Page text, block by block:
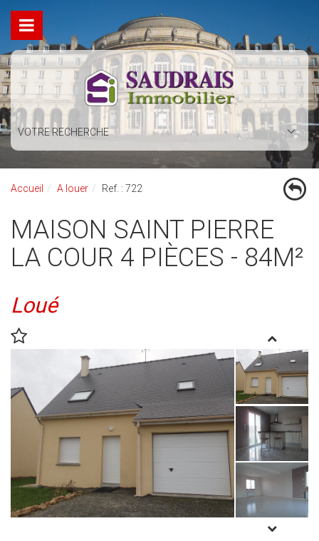
VOTRE RECHERCHE
Accueil A louer Ref. : 722
MAISON SAINT PIERRE
LA COUR 4 PIÈCES - 84M²
Loué